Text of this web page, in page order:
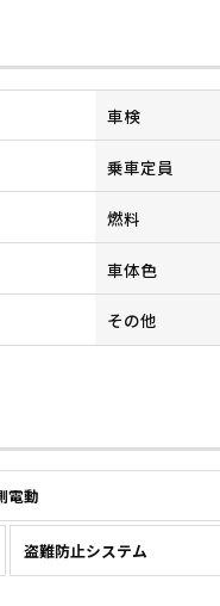
車検
乗車定員
燃料
車体色
その他
電動
盗難防止システム